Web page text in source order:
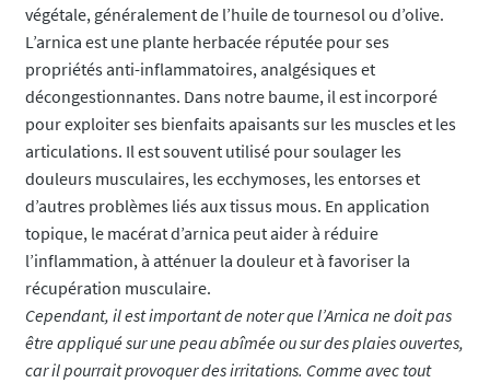
végétale, généralement de l’huile de tournesol ou d’olive.
L’arnica est une plante herbacée réputée pour ses
propriétés anti-inflammatoires, analgésiques et
décongestionnantes. Dans notre baume, il est incorporé
pour exploiter ses bienfaits apaisants sur les muscles et les
articulations. Il est souvent utilisé pour soulager les
douleurs musculaires, les ecchymoses, les entorses et
d’autres problèmes liés aux tissus mous. En application
topique, le macérat d’arnica peut aider à réduire
l’inflammation, à atténuer la douleur et à favoriser la
récupération musculaire.
Cependant, il est important de noter que l’Arnica ne doit pas
être appliqué sur une peau abîmée ou sur des plaies ouvertes,
car il pourrait provoquer des irritations. Comme avec tout